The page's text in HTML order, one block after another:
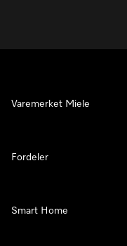
Varemerket Miele
Fordeler
Smart Home